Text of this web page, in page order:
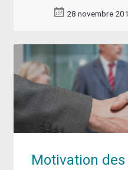
28 novembre
Motivation